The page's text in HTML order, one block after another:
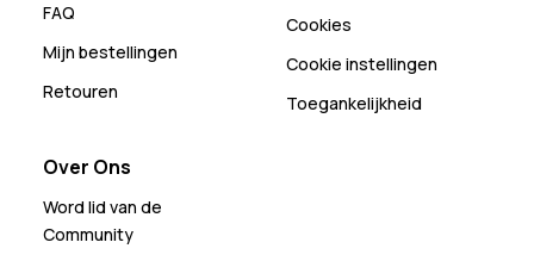
FAQ
Mijn bestellingen
Retouren
Cookies
Cookie instellingen
Toegankelijkheid
Over Ons
Word lid van de
Community